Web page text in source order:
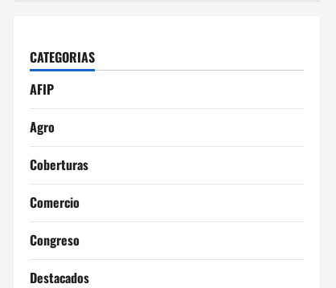
CATEGORIAS
AFIP
Agro
Coberturas
Comercio
Congreso
Destacados